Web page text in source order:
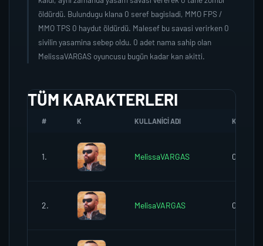
öldürdü. Bulundugu klana 0 seref bagisladi, MMO FPS /
MMO TPS 0 haydut öldürdü. Malesef bu savasi verirken 0
sivilin yasamina sebep oldu. 0 adet nama sahip olan
MelissaVARGAS oyuncusu bugün kadar kan akitti.
TÜM KARAKTERLERI
# K KULLANICI ADI K.SEREFI
1. MelissaVARGAS 0
2. MelisaVARGAS 0